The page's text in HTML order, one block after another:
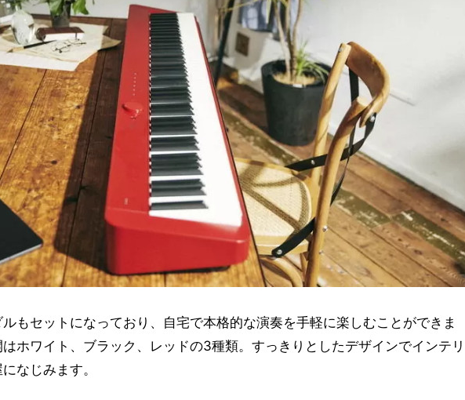
もセットになっており、自宅で本格的な演奏を手軽に楽しむことができま
ホワイト、ブラック、レッドの3種類。すっきりとしたデザインでインテリ
なじみます。